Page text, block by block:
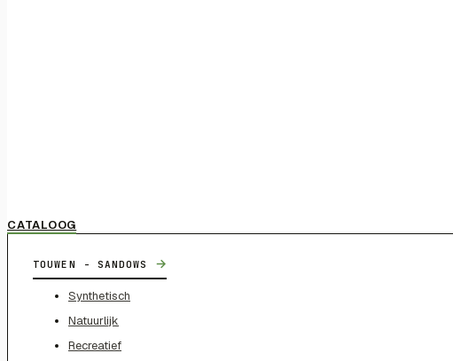
CATALOOG
TOUWEN - SANDOWS →
Synthetisch
Natuurlijk
Recreatief